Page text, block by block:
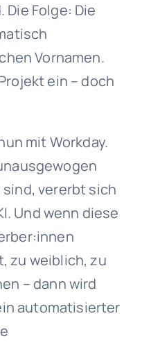
Folge: Die
Vornamen.
ein – doch
mit Workday.
vererbt sich
Und wenn diese
zu weiblich, zu
– dann wird
automatisierter